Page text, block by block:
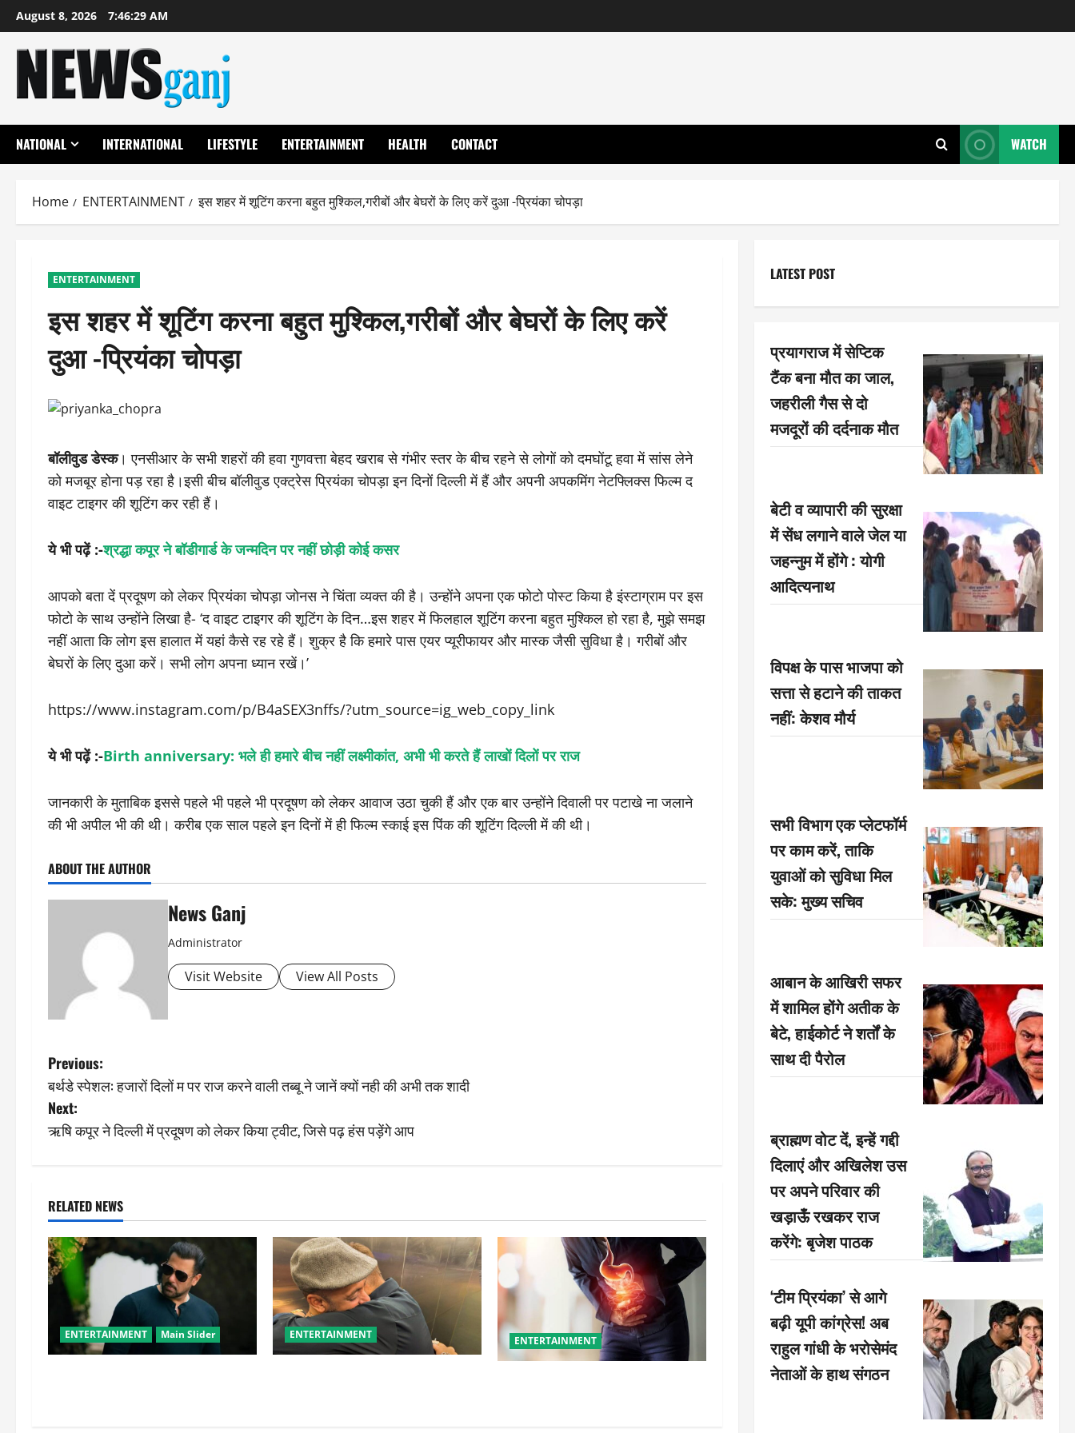
Skip
to
content
August 8, 2026 7:46:30 AM
NATIONAL INTERNATIONAL LIFESTYLE ENTERTAINMENT HEALTH CONTACT WATCH
Home ENTERTAINMENT इस शहर में शूटिंग करना बहुत मुश्किल,गरीबों और बेघरों के लिए करें दुआ -प्रियंका चोपड़ा
ENTERTAINMENT
इस शहर में शूटिंग करना बहुत मुश्किल,गरीबों और बेघरों के लिए करें
दुआ -प्रियंका चोपड़ा
बॉलीवुड डेस्क। एनसीआर के सभी शहरों की हवा गुणवत्ता बेहद खराब से गंभीर स्तर के बीच रहने से लोगों को दमघोंटू हवा में सांस लेने
को मजबूर होना पड़ रहा है।इसी बीच बॉलीवुड एक्ट्रेस प्रियंका चोपड़ा इन दिनों दिल्ली में हैं और अपनी अपकमिंग नेटफ्लिक्स फिल्म द
वाइट टाइगर की शूटिंग कर रही हैं।
ये भी पढ़ें :-श्रद्धा कपूर ने बॉडीगार्ड के जन्मदिन पर नहीं छोड़ी कोई कसर
आपको बता दें प्रदूषण को लेकर प्रियंका चोपड़ा जोनस ने चिंता व्यक्त की है। उन्होंने अपना एक फोटो पोस्ट किया है इंस्टाग्राम पर इस
फोटो के साथ उन्होंने लिखा है- ‘द वाइट टाइगर की शूटिंग के दिन…इस शहर में फिलहाल शूटिंग करना बहुत मुश्किल हो रहा है, मुझे समझ
नहीं आता कि लोग इस हालात में यहां कैसे रह रहे हैं। शुक्र है कि हमारे पास एयर प्यूरीफायर और मास्क जैसी सुविधा है। गरीबों और
बेघरों के लिए दुआ करें। सभी लोग अपना ध्यान रखें।’
https://www.instagram.com/p/B4aSEX3nffs/?utm_source=ig_web_copy_link
ये भी पढ़ें :-Birth anniversary: भले ही हमारे बीच नहीं लक्ष्मीकांत, अभी भी करते हैं लाखों दिलों पर राज
जानकारी के मुताबिक इससे पहले भी पहले भी प्रदूषण को लेकर आवाज उठा चुकी हैं और एक बार उन्होंने दिवाली पर पटाखे ना जलाने
की भी अपील भी की थी। करीब एक साल पहले इन दिनों में ही फिल्म स्काई इस पिंक की शूटिंग दिल्ली में की थी।
ABOUT THE AUTHOR
News Ganj
Administrator
Visit Website View All Posts
P
o
s
n
a
v
Previous:
बर्थडे स्पेशल: हजारों दिलों म पर राज करने वाली तब्बू ने जानें क्यों नही की अभी तक शादी
Next:
ऋषि कपूर ने दिल्ली में प्रदूषण को लेकर किया ट्वीट, जिसे पढ़ हंस पड़ेंगे आप
RELATED NEWS
ENTERTAINMENT Main Slider ENTERTAINMENT
ENTERTAINMENT
LATEST POST
प्रयागराज में सेप्टिक
टैंक बना मौत का जाल,
जहरीली गैस से दो
मजदूरों की दर्दनाक मौत
बेटी व व्यापारी की सुरक्षा
में सेंध लगाने वाले जेल या
जहन्नुम में होंगे : योगी
आदित्यनाथ
विपक्ष के पास भाजपा को
सत्ता से हटाने की ताकत
नहीं: केशव मौर्य
सभी विभाग एक प्लेटफॉर्म
पर काम करें, ताकि
युवाओं को सुविधा मिल
सके: मुख्य सचिव
आबान के आखिरी सफर
में शामिल होंगे अतीक के
बेटे, हाईकोर्ट ने शर्तों के
साथ दी पैरोल
ब्राह्मण वोट दें, इन्हें गद्दी
दिलाएं और अखिलेश उस
पर अपने परिवार की
खड़ाऊँ रखकर राज
करेंगे: बृजेश पाठक
‘टीम प्रियंका’ से आगे
बढ़ी यूपी कांग्रेस! अब
राहुल गांधी के भरोसेमंद
नेताओं के हाथ संगठन